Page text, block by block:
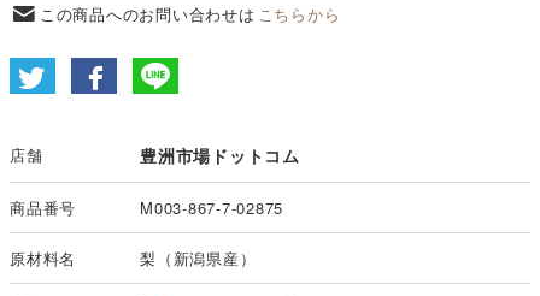
この商品へのお問い合わせは こちらから
店舗 豊洲市場ドットコム
商品番号 M003-867-7-02875
原材料名 梨（新潟県産）